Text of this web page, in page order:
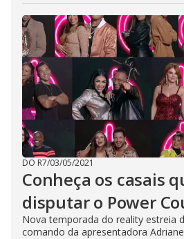
DO R7/03/05/2021
Conheça os casais
disputar o Power
Nova temporada do reality estreia
comando da apresentadora